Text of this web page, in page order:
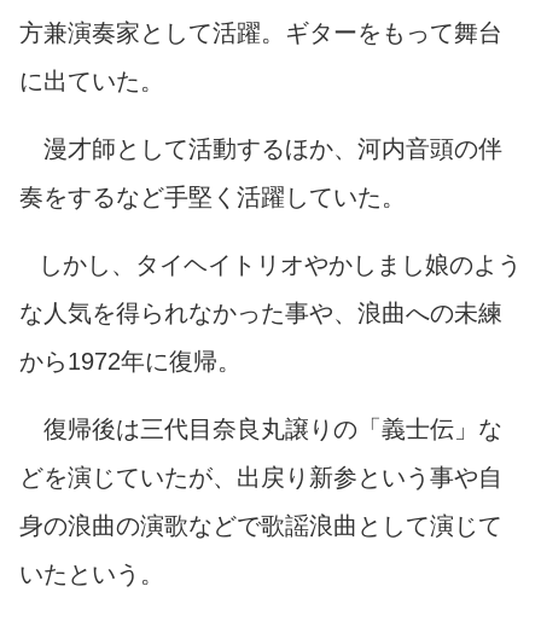
方兼演奏家として活躍。ギターをもって舞台
に出ていた。
漫才師として活動するほか、河内音頭の伴
奏をするなど手堅く活躍していた。
しかし、タイヘイトリオやかしまし娘のよう
な人気を得られなかった事や、浪曲への未練
から1972年に復帰。
復帰後は三代目奈良丸譲りの「義士伝」な
どを演じていたが、出戻り新参という事や自
身の浪曲の演歌などで歌謡浪曲として演じて
いたという。